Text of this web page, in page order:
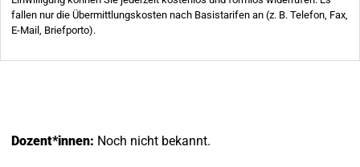
Dozent*innen: Noch nicht bekannt.